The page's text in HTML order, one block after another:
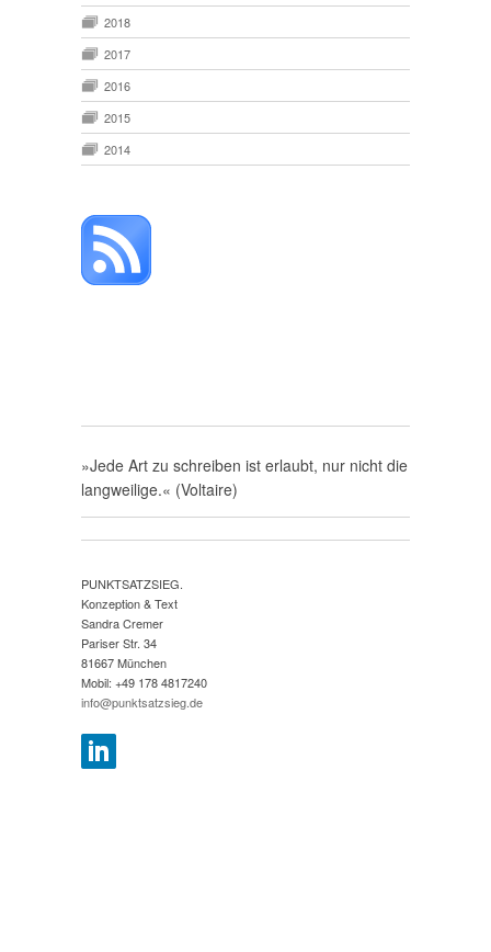
2018
2017
2016
2015
2014
»Jede Art zu schreiben ist erlaubt, nur nicht die
langweilige.« (Voltaire)
PUNKTSATZSIEG.
Konzeption & Text
Sandra Cremer
Pariser Str. 34
81667 München
Mobil: +49 178 4817240
info@punktsatzsieg.de